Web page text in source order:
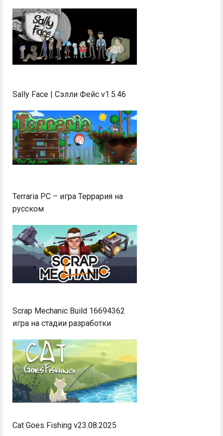
Sally Face | Сэлли Фейс v1.5.46
Terraria PC – игра Террария на
русском
Scrap Mechanic Build 16694362
игра на стадии разработки
Cat Goes Fishing v23.08.2025